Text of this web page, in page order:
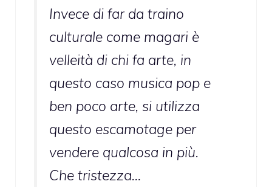
Invece di far da traino
culturale come magari è
velleità di chi fa arte, in
questo caso musica pop e
ben poco arte, si utilizza
questo escamotage per
vendere qualcosa in più.
Che tristezza…